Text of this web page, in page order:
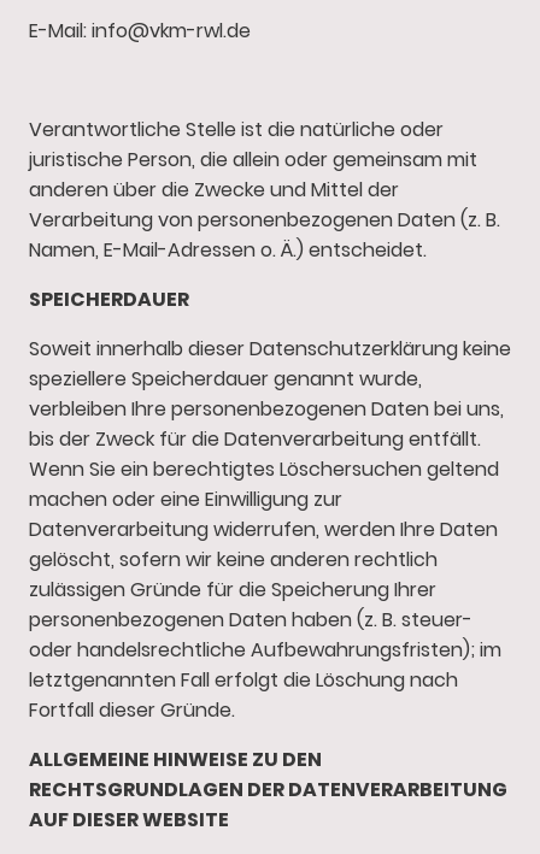
E-Mail: info@vkm-rwl.de
Verantwortliche Stelle ist die natürliche oder
juristische Person, die allein oder gemeinsam mit
anderen über die Zwecke und Mittel der
Verarbeitung von personenbezogenen Daten (z. B.
Namen, E-Mail-Adressen o. Ä.) entscheidet.
SPEICHERDAUER
Soweit innerhalb dieser Datenschutzerklärung keine
speziellere Speicherdauer genannt wurde,
verbleiben Ihre personenbezogenen Daten bei uns,
bis der Zweck für die Datenverarbeitung entfällt.
Wenn Sie ein berechtigtes Löschersuchen geltend
machen oder eine Einwilligung zur
Datenverarbeitung widerrufen, werden Ihre Daten
gelöscht, sofern wir keine anderen rechtlich
zulässigen Gründe für die Speicherung Ihrer
personenbezogenen Daten haben (z. B. steuer-
oder handelsrechtliche Aufbewahrungsfristen); im
letztgenannten Fall erfolgt die Löschung nach
Fortfall dieser Gründe.
ALLGEMEINE HINWEISE ZU DEN
RECHTSGRUNDLAGEN DER DATENVERARBEITUNG
AUF DIESER WEBSITE